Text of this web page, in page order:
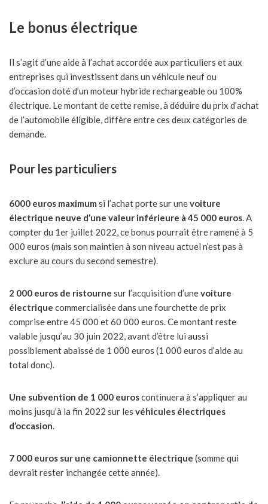
Le bonus électrique
Il s’agit d’une aide à l’achat accordée aux particuliers et aux
entreprises qui investissent dans un véhicule neuf ou
d’occasion doté d’un moteur hybride rechargeable ou 100%
électrique. Le montant de cette remise, à déduire du prix d’achat
de l’automobile éligible, diffère entre ces deux catégories de
demande.
Pour les particuliers
6000 euros maximum si l’achat porte sur unevoiture
électrique neuve d’une valeur inférieure à 45 000 euros. A
compter du 1er juillet 2022, ce bonus pourrait être ramené à 5
000 euros (mais son maintien à son niveau actuel n’est pas à
exclure au cours du second semestre).
2 000 euros de ristourne sur l’acquisition d’unevoiture
électrique commercialisée dans une fourchette de prix
comprise entre 45 000 et 60 000 euros. Ce montant reste
valable jusqu’au 30 juin 2022, avant d’être lui aussi
possiblement abaissé de 1 000 euros (1 000 euros d’aide au
total donc).
Une subvention de 1 000 euroscontinuera à s’appliquer au
moins jusqu’à la fin 2022 sur les véhicules électriques
d’occasion.
7 000 euros sur une camionnette électrique (somme qui
devrait rester inchangée cette année).